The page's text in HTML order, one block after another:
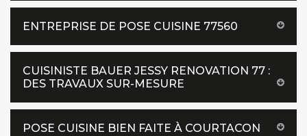
ENTREPRISE DE POSE CUISINE 77560
CUISINISTE BAUER JESSY RENOVATION 77 :
DES TRAVAUX SUR-MESURE
POSE CUISINE BIEN FAITE À COURTACON